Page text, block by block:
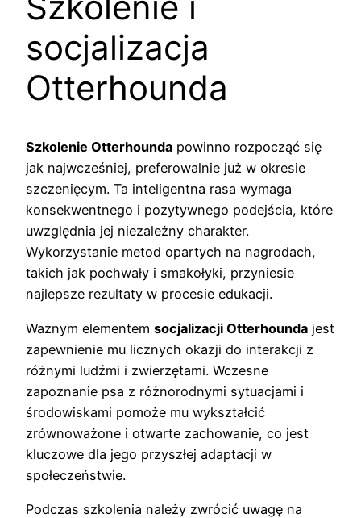
socjalizacja
Otterhounda
Szkolenie Otterhounda powinno rozpocząć się
jak najwcześniej, preferowalnie już w okresie
szczenięcym. Ta inteligentna rasa wymaga
konsekwentnego i pozytywnego podejścia, które
uwzględnia jej niezależny charakter.
Wykorzystanie metod opartych na nagrodach,
takich jak pochwały i smakołyki, przyniesie
najlepsze rezultaty w procesie edukacji.
Ważnym elementem socjalizacji Otterhounda jest
zapewnienie mu licznych okazji do interakcji z
różnymi ludźmi i zwierzętami. Wczesne
zapoznanie psa z różnorodnymi sytuacjami i
środowiskami pomoże mu wykształcić
zrównoważone i otwarte zachowanie, co jest
kluczowe dla jego przyszłej adaptacji w
społeczeństwie.
Podczas szkolenia należy zwrócić uwagę na